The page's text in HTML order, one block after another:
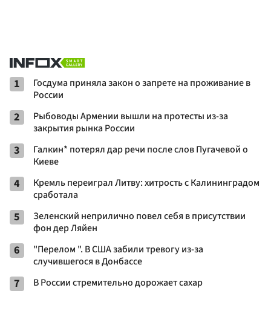
1
Госдума приняла закон о запрете на проживание в
России
2
Рыбоводы Армении вышли на протесты из-за
закрытия рынка России
3
Галкин* потерял дар речи после слов Пугачевой о
Киеве
4
Кремль переиграл Литву: хитрость с Калининградом
сработала
5
Зеленский неприлично повел cебя в присутствии
фон дер Ляйен
6
"Перелом ". В США забили тревогу из-за
случившегося в Донбассе
7 В России стремительно дорожает сахар